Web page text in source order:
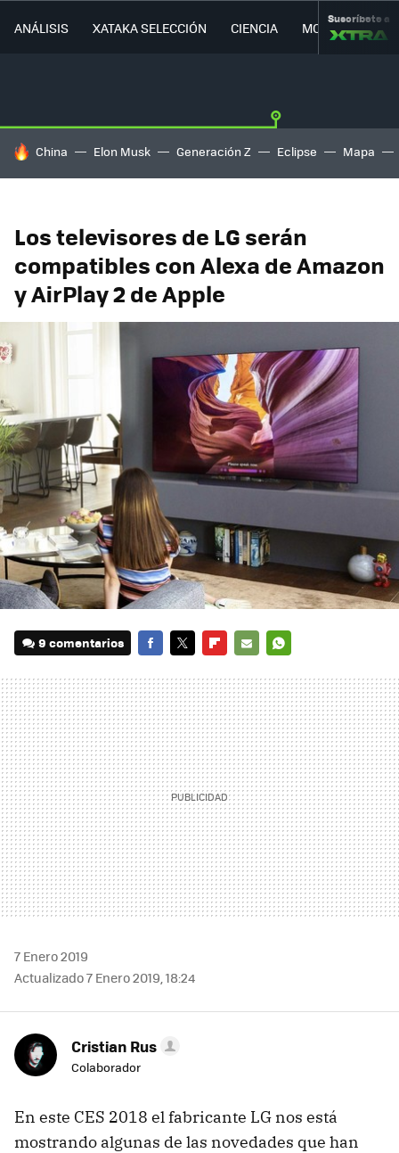
ANÁLISIS XATAKA SELECCIÓN CIENCIA MOVILIDAD
Suscríbete a
HOY SE HABLA DE
China Elon Musk Generación Z Eclipse Mapa
Los televisores de LG serán
compatibles con Alexa de Amazon
y AirPlay 2 de Apple
9 comentarios
MAIL
7 Enero 2019
Actualizado 7 Enero 2019, 18:24
Cristian Rus
Colaborador
En este CES 2018 el fabricante LG nos está
mostrando algunas de las novedades que han